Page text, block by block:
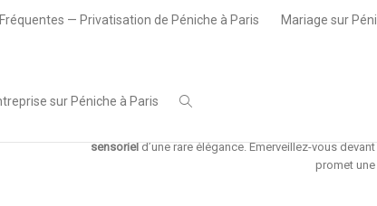
— Privatisation de Péniche à Paris Mariage sur
sur Péniche à Paris
Cocktail
sensorield’une rare élégance. Émerveillez-vous devant
promet